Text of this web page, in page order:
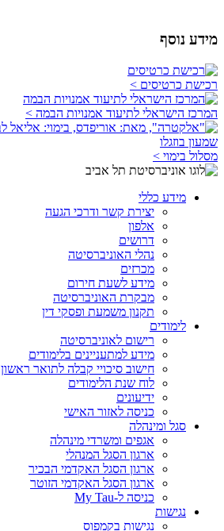
מידע נוסף
רכישת כרטיסים >
המרכז הישראלי לתיעוד אמנויות הבמה >
מסלול בימוי >
מידע כללי
יצירת קשר ודרכי הגעה
אלפון
דרושים
נהלי האוניברסיטה
מכרזים
מידע לשעת חירום
מבקרת האוניברסיטה
תקנון משמעת ופסקי דין
לימודים
רישום לאוניברסיטה
מידע למתעניינים בלימודים
חישוב סיכויי קבלה לתואר ראשון
לוח שנת הלימודים
ידיעונים
כניסה לאזור האישי
סגל ומינהלה
אגפים ומשרדי מינהלה
ארגון הסגל המנהלי
ארגון הסגל האקדמי הבכיר
ארגון הסגל האקדמי הזוטר
כניסה ל-My Tau
נגישות
נגישות בקמפוס